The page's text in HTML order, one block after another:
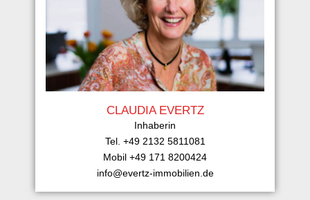
CLAUDIA EVERTZ
Inhaberin
Tel. +49 2132 5811081
Mobil +49 171 8200424
info@evertz-immobilien.de